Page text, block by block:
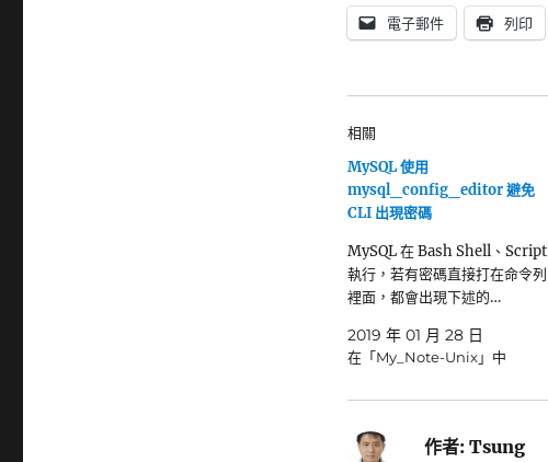
電子郵件 列印
相關
MySQL 使用
mysql_config_editor 避免
CLI 出現密碼
MySQL 在 Bash Shell、Script
執行，若有密碼直接打在命令列
裡面，都會出現下述的…
2019 年 01 月 28 日
在「My_Note-Unix」中
作者:Tsung